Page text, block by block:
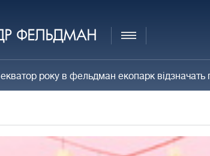
екватор року в фельдман екопарк відзначать